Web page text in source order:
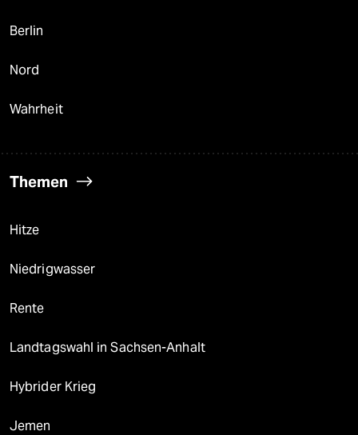
Berlin
Nord
Wahrheit
Themen
Hitze
Niedrigwasser
Rente
Landtagswahl in Sachsen-Anhalt
Hybrider Krieg
Jemen